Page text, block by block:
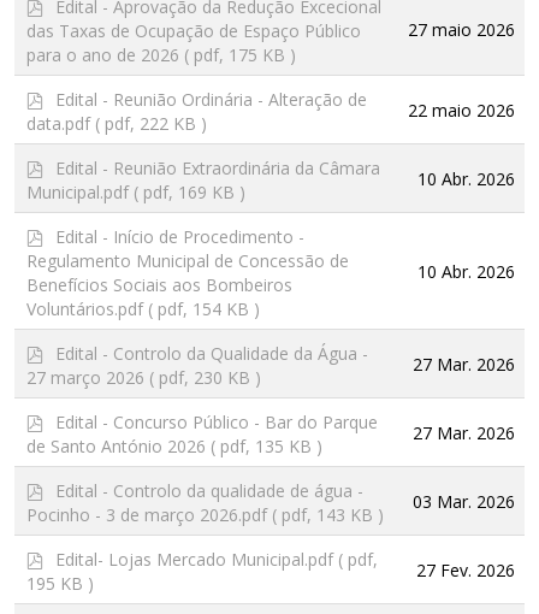
d
f
Edital - Aprovação da Redução Excecional
das Taxas de Ocupação de Espaço Público
para o ano de 2026 ( pdf, 175 KB )
27 maio 2026
d
f
Edital - Reunião Ordinária - Alteração de
data.pdf ( pdf, 222 KB )
22 maio 2026
d
f
Edital - Reunião Extraordinária da Câmara
Municipal.pdf ( pdf, 169 KB )
10 Abr. 2026
d
f
Edital - Início de Procedimento -
Regulamento Municipal de Concessão de
Benefícios Sociais aos Bombeiros
Voluntários.pdf ( pdf, 154 KB )
10 Abr. 2026
d
f
Edital - Controlo da Qualidade da Água -
27 março 2026 ( pdf, 230 KB )
27 Mar. 2026
d
f
Edital - Concurso Público - Bar do Parque
de Santo António 2026 ( pdf, 135 KB )
27 Mar. 2026
d
f
Edital - Controlo da qualidade de água -
Pocinho - 3 de março 2026.pdf ( pdf, 143 KB )
03 Mar. 2026
d
f
Edital- Lojas Mercado Municipal.pdf ( pdf,
195 KB )
27 Fev. 2026